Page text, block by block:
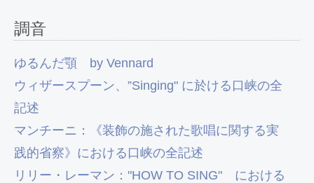
調音
ゆるんだ顎 by Vennard
ウィザースプーン、”Singing" に於ける口峡の全
記述
マンチーニ：《装飾の施された歌唱に関する実
践的省察》における口峡の全記述
リリー・レーマン："HOW TO SING" における